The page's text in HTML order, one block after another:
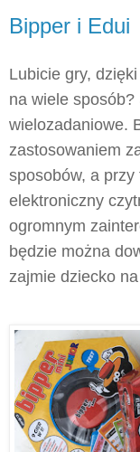
Bipper i Edui
Lubicie gry,
na wiele
wielozadaniowe.
zastosowaniem
sposobów, a przy
elektroniczny
ogromnym
będzie można
zajmie dziecko na